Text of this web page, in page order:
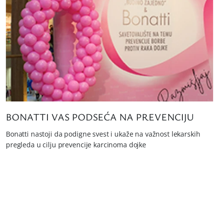
BONATTI VAS PODSEĆA NA PREVENCIJU
Bonatti nastoji da podigne svest i ukaže na važnost lekarskih
pregleda u cilju prevencije karcinoma dojke